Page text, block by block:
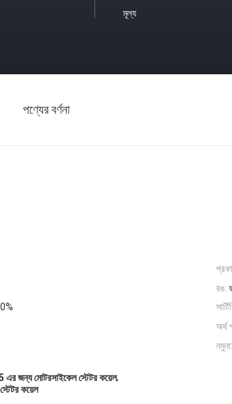
মূল্য
পণ্যের বর্ণনা
রঙ:
অর্থ
নমুনা:
জন্য মোটরসাইকেল স্টেটর কয়েল,
কয়েল